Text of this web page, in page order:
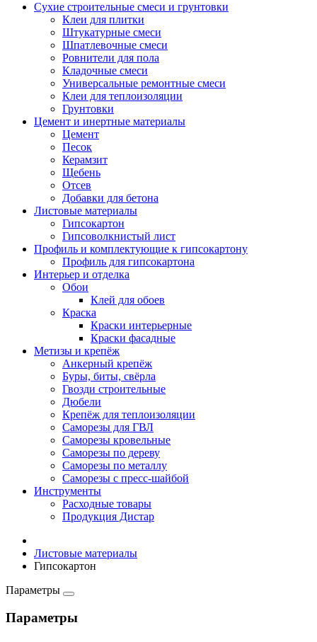
Сухие строительные смеси и грунтовки
Клеи для плитки
Штукатурные смеси
Шпатлевочные смеси
Ровнители для пола
Кладочные смеси
Универсальные ремонтные смеси
Клеи для теплоизоляции
Грунтовки
Цемент и инертные материалы
Цемент
Песок
Керамзит
Щебень
Отсев
Добавки для бетона
Листовые материалы
Гипсокартон
Гипсоволкнистый лист
Профиль и комплектующие к гипсокартону
Профиль для гипсокартона
Интерьер и отделка
Обои
Клей для обоев
Краска
Краски интерьерные
Краски фасадные
Метизы и крепёж
Анкерный крепёж
Буры, биты, свёрла
Гвозди строительные
Дюбели
Крепёж для теплоизоляции
Саморезы для ГВЛ
Саморезы кровельные
Саморезы по дереву
Саморезы по металлу
Саморезы с пресс-шайбой
Инструменты
Расходные товары
Продукция Дистар
Листовые материалы
Гипсокартон
Параметры
Параметры